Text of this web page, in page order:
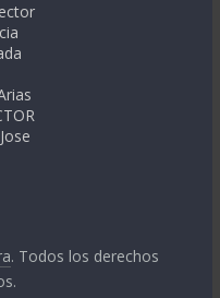
. Todos los derechos